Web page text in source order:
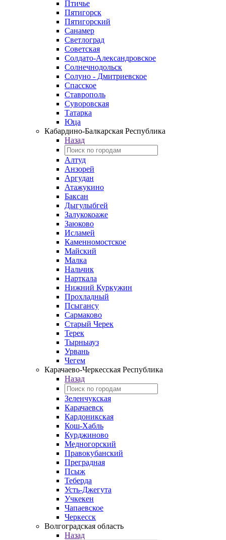
Птичье
Пятигорск
Пятигорский
Санамер
Светлоград
Советская
Солдато-Александровское
Солнечнодольск
Солуно - Дмитриевское
Спасское
Ставрополь
Суворовская
Татарка
Юца
Кабардино‑Балкарская Республика
Назад
Алтуд
Анзорей
Аргудан
Атажукино
Баксан
Дыгулыбгей
Залукокоаже
Заюково
Исламей
Каменномостское
Майский
Малка
Нальчик
Нарткала
Нижний Куркужин
Прохладный
Псыгансу
Сармаково
Старый Черек
Терек
Тырныауз
Урвань
Чегем
Карачаево-Черкесская Республика
Назад
Зеленчукская
Карачаевск
Кардоникская
Кош-Хабль
Курджиново
Медногорский
Правокубанский
Преградная
Псыж
Теберда
Усть-Джегута
Учкекен
Чапаевское
Черкесск
Волгоградская область
Назад